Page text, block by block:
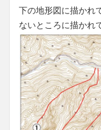
下の地形図に描か
ないところに描かれ